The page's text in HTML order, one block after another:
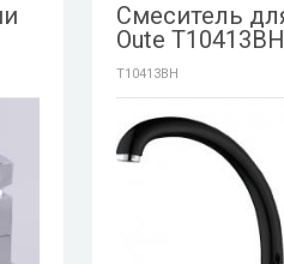
Смеситель
Oute T10413BH
T10413BH